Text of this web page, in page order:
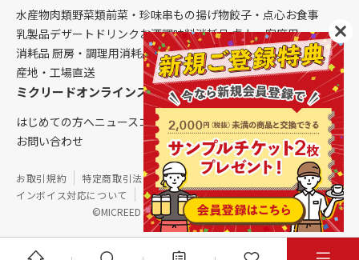
水産物肉類野菜類前菜・珍味串もの揚げ物餃子・点心お食事
乳製品デザート ドリンク お酒調味料消耗品 卓上・客席用
消耗品 厨房・調理用消耗品 クレンリネス生鮮品（配送便限定）
産地・工場直送
ミクリードオンラインストアについて
はじめての方へニュースコラムご利用ガイド会社概要
お問い合わせ
©MICREED CO.,LTD. All Rights Reserved.
お取引規約 特定商取引法に基づく表記
個人情報保護方針
インボイス対応について
サイトマップ